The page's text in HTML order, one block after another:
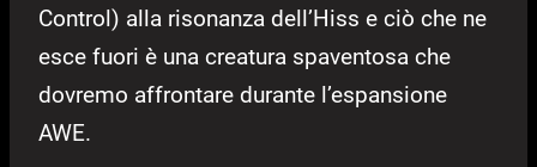
Control) alla risonanza dell’Hiss e ciò che ne
esce fuori è una creatura spaventosa che
dovremo affrontare durante l’espansione
AWE.